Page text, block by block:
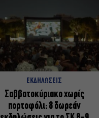
ΕΚΔΗΛΩΣΕΙΣ
Σαββατοκύριακο χωρίς
πορτοφόλι: 8 δωρεάν